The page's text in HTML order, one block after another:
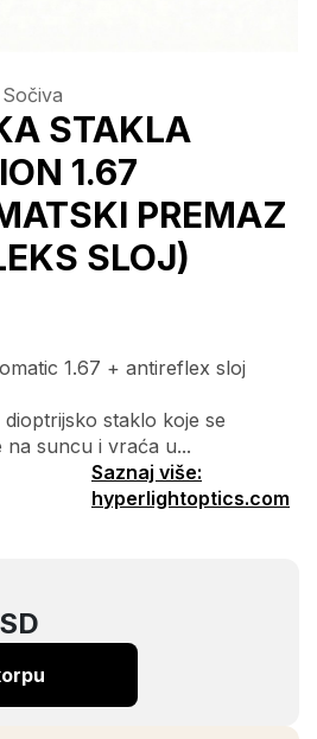
STAKLA
1.67
PREMAZ
SLOJ)
1.67 + antireflex sloj
staklo koje se
na suncu i vraća u...
Saznaj više:
hyperlightoptics.com